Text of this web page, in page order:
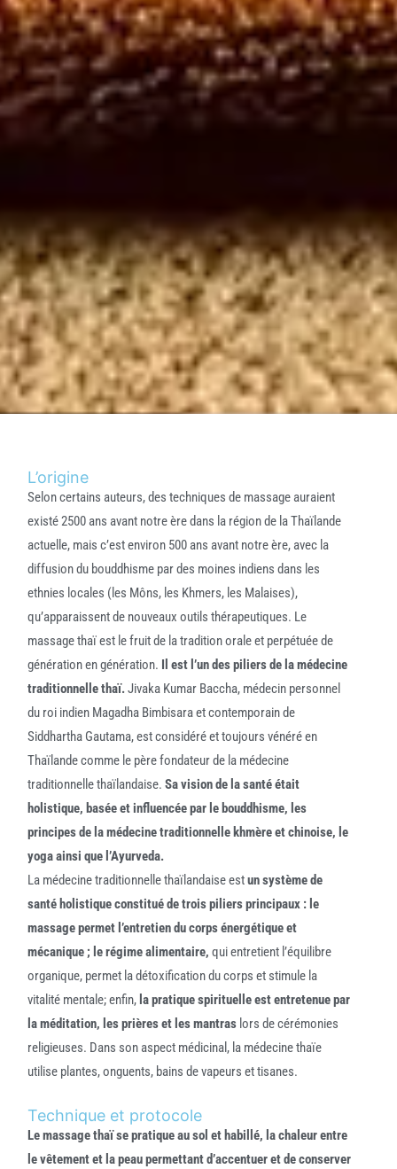
L’origine
Selon certains auteurs, des techniques de massage auraient
existé 2500 ans avant notre ère dans la région de la Thaïlande
actuelle, mais c’est environ 500 ans avant notre ère, avec la
diffusion du bouddhisme par des moines indiens dans les
ethnies locales (les Môns, les Khmers, les Malaises),
qu’apparaissent de nouveaux outils thérapeutiques. Le
massage thaï est le fruit de la tradition orale et perpétuée de
génération en génération. Il est l’un des piliers de la médecine
traditionnelle thaï.Jivaka Kumar Baccha, médecin personnel
du roi indien Magadha Bimbisara et contemporain de
Siddhartha Gautama, est considéré et toujours vénéré en
Thaïlande comme le père fondateur de la médecine
traditionnelle thaïlandaise.Sa vision de la santé était
holistique, basée et influencée par le bouddhisme, les
principes de la médecine traditionnelle khmère et chinoise, le
yoga ainsi que l’Ayurveda.
La médecine traditionnelle thaïlandaise estun système de
santé holistique constitué de trois piliers principaux : le
massage permet l’entretien du corps énergétique et
mécanique ; le régime alimentaire, qui entretient l’équilibre
organique, permet la détoxification du corps et stimule la
vitalité mentale; enfin, la pratique spirituelle est entretenue par
la méditation, les prières et les mantras lors de cérémonies
religieuses. Dans son aspect médicinal, la médecine thaïe
utilise plantes, onguents, bains de vapeurs et tisanes.
Technique et protocole
Le massage thaï se pratique au sol et habillé, la chaleur entre
le vêtement et la peau permettant d’accentuer et de conserver